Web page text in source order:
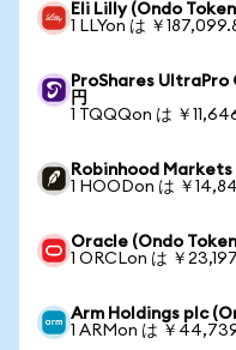
Eli Lilly (Ondo
1 LLYon は ￥
ProShares UltraPro
円
1 TQQQon は ￥
Robinhood Markets
1 HOODon は ￥
Oracle (Ondo
1 ORCLon は ￥
Arm Holdings plc
1 ARMon は ￥